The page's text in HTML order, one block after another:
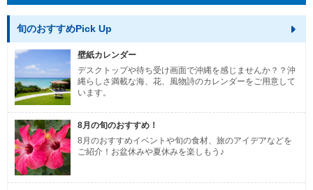
旬のおすすめPick Up
壁紙カレンダー
デスクトップや待ち受け画面で沖縄を感じませんか？？沖
縄らしさ満載な海、花、風物詩のカレンダーをご用意して
います。
8月の旬のおすすめ！
8月のおすすめイベントや旬の食材、旅のアイデアなどを
ご紹介！お盆休みや夏休みを楽しもう♪